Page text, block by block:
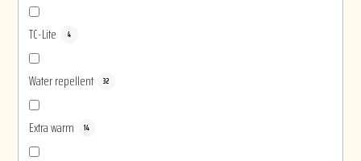
TC-Lite 4
Water repellent 32
Extra warm 14